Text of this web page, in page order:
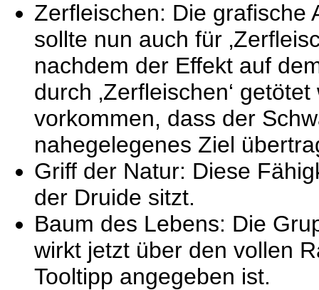
Zerfleischen: Die grafische
sollte nun auch für
nachdem der Effekt auf
durch ‚Zerfleischen‘
vorkommen, dass der
nahegelegenes Ziel
Griff der Natur: Diese
der Druide sitzt.
Baum des Lebens: Die
wirkt jetzt über den vollen
Tooltipp angegeben ist.